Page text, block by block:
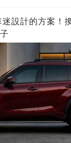
設計的方案！